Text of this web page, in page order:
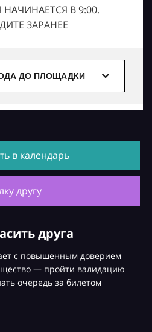
В 9:00.
ЗАРАНЕЕ
ДО ПЛОЩАДКИ
в календарь
другу
друга
с повышенным доверием
— пройти валидацию
очередь за билетом